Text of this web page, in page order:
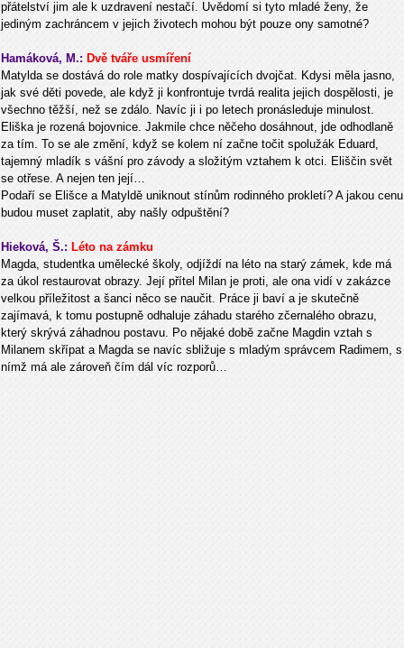
přátelství jim ale k uzdravení nestačí. Uvědomí si tyto mladé ženy, že
jediným zachráncem v jejich životech mohou být pouze ony samotné?
Hamáková, M.: Dvě tváře usmíření
Matylda se dostává do role matky dospívajících dvojčat. Kdysi měla jasno,
jak své děti povede, ale když ji konfrontuje tvrdá realita jejich dospělosti, je
všechno těžší, než se zdálo. Navíc ji i po letech pronásleduje minulost.
Eliška je rozená bojovnice. Jakmile chce něčeho dosáhnout, jde odhodlaně
za tím. To se ale změní, když se kolem ní začne točit spolužák Eduard,
tajemný mladík s vášní pro závody a složitým vztahem k otci. Eliščin svět
se otřese. A nejen ten její…
Podaří se Elišce a Matyldě uniknout stínům rodinného prokletí? A jakou cenu
budou muset zaplatit, aby našly odpuštění?
Hieková, Š.: Léto na zámku
Magda, studentka umělecké školy, odjíždí na léto na starý zámek, kde má
za úkol restaurovat obrazy. Její přítel Milan je proti, ale ona vidí v zakázce
velkou příležitost a šanci něco se naučit. Práce ji baví a je skutečně
zajímavá, k tomu postupně odhaluje záhadu starého zčernalého obrazu,
který skrývá záhadnou postavu. Po nějaké době začne Magdin vztah s
Milanem skřípat a Magda se navíc sbližuje s mladým správcem Radimem, s
nímž má ale zároveň čím dál víc rozporů…